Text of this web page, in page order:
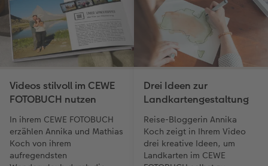
Videos stilvoll im CEWE
FOTOBUCH nutzen
In ihrem CEWE FOTOBUCH
erzählen Annika und Mathias
Koch von ihrem
aufregendsten
Drei Ideen zur
Landkartengestaltung
Reise-Bloggerin Annika
Koch zeigt in Ihrem Video
drei kreative Ideen, um
Landkarten im CEWE